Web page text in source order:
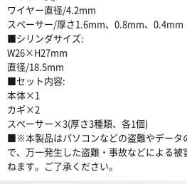
ワイヤー直径/4.2mm
スペーサー/厚さ1.6mm、0.8mm、0.4mm
■シリンダサイズ:
W26×H27mm
直径/18.5mm
■セット内容:
本体×1
カギ×2
スペーサー×3(厚さ3種類、各1個)
■※本製品はパソコンなどの盗難やデータ
で、万一発生した盗難・事故などによる
ねます。ご了承ください。